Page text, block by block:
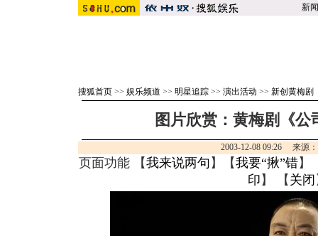
新闻
搜狐首页 >> 娱乐频道 >> 明星追踪 >> 演出活动 >> 新创黄梅剧
图片欣赏：黄梅剧《公
2003-12-08 09:26 来源
页面功能 【我来说两句 】【我要“揪”错】
印 】 【 关闭